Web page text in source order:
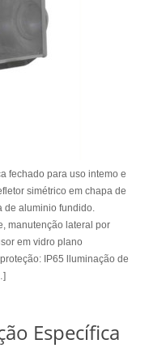
fechado para uso intemo e
simétrico em chapa de
de aluminio fundido.
manutenção lateral por
em vidro plano
IP65 lluminação de
Específica